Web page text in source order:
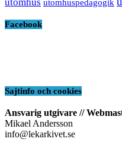
utomhuspedagogik
Facebook
Sajtinfo och cookies
Ansvarig utgivare //
Mikael Andersson
info@lekarkivet.se